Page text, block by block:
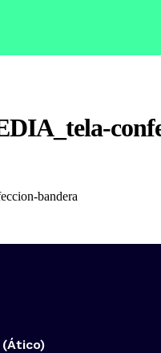
bandera